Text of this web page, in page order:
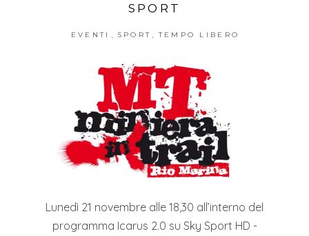
SPORT
EVENTI SPORT TEMPO LIBERO
Lunedì 21 novembre alle 18,30 all’interno del
programma Icarus 2.0 su Sky Sport HD -